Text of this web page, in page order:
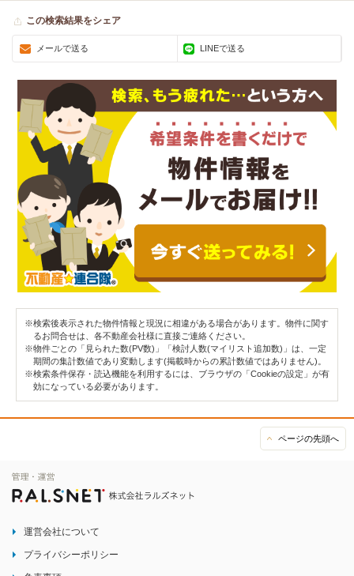
この検索結果をシェア
メールで送る LINEで送る
※検索後表示された物件情報と現況に相違がある場合があります。物件に関す
るお問合せは、各不動産会社様に直接ご連絡ください。
※物件ごとの「見られた数(PV数)」「検討人数(マイリスト追加数)」は、一定
期間の集計数値であり変動します(掲載時からの累計数値ではありません)。
※検索条件保存・読込機能を利用するには、ブラウザの「Cookieの設定」が有
効になっている必要があります。
ページの先頭へ
運営会社について
プライバシーポリシー